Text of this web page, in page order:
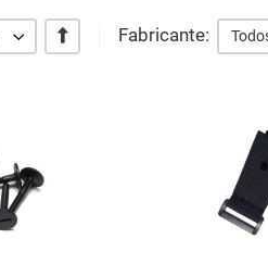
+/- Fabricante: